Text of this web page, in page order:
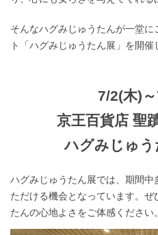
そんなハグみじゅうたんが一堂
ト「ハグみじゅうたん展」を開催
7/2(木)
京王百貨店 聖
ハグみじゅう
ハグみじゅうたん展では、期間
ただける機会となっています。ぜ
たんの心地よさをご体感ください。